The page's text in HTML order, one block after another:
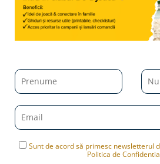
Sunt de acord să primesc newsletterul
Politica de